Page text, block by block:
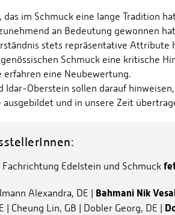
im Schmuck eine lange Tradition
an Bedeutung gewonnen
stets repräsentative Attribute
Schmuck eine kritische
eine Neubewertung.
Oberstein sollen darauf
und in unsere Zeit
Edelstein und Schmuck
Alexandra, DE | Bahmani Nik
| Cheung Lin, GB | Dobler Georg, DE |